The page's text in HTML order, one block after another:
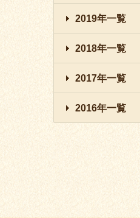
2019年一覧
2018年一覧
2017年一覧
2016年一覧